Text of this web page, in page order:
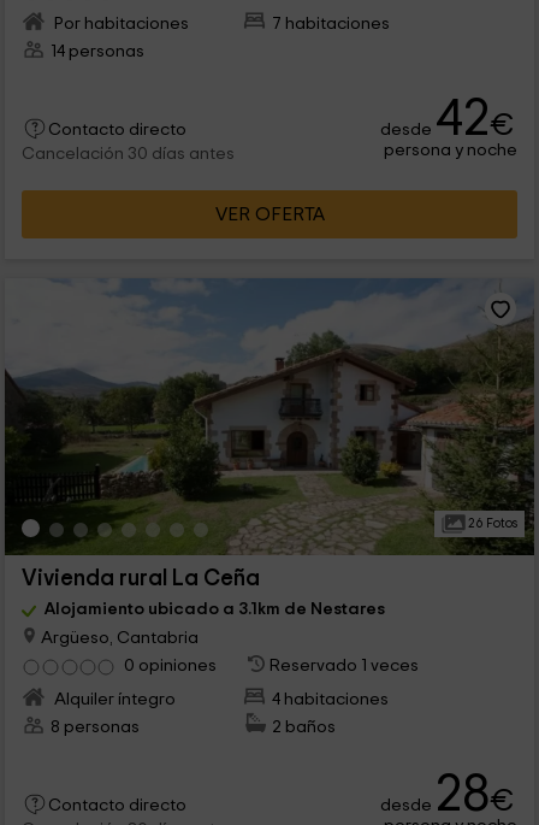
Por habitaciones
7 habitaciones
14 personas
Contacto directo
Cancelación 30 días antes
desde 42€
persona y noche
VER OFERTA
26 Fotos
Vivienda rural La Ceña
Alojamiento ubicado a 3.1km de Nestares
Argüeso, Cantabria
0 opiniones
Reservado 1 veces
Alquiler íntegro
4 habitaciones
8 personas
2 baños
Contacto directo
desde 28€